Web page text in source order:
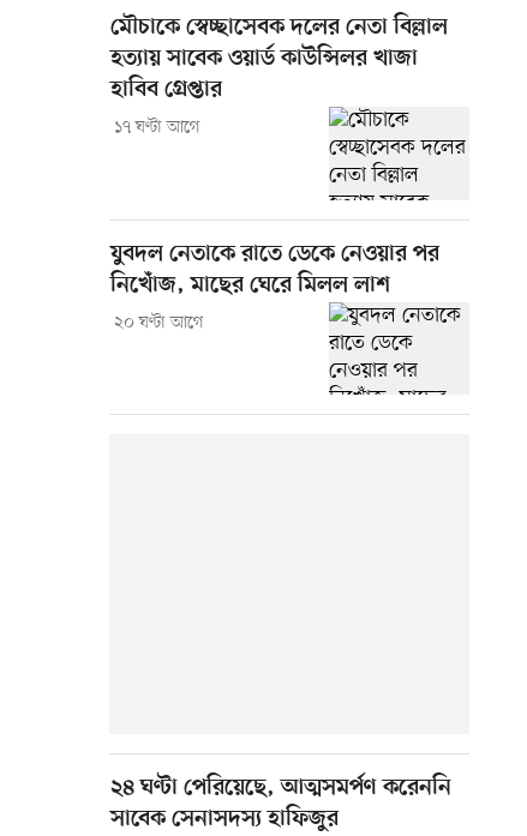
মৌচাকে স্বেচ্ছাসেবক দলের নেতা বিল্লাল
হত্যায় সাবেক ওয়ার্ড কাউন্সিলর খাজা
হাবিব গ্রেপ্তার
১৭ ঘণ্টা আগে
যুবদল নেতাকে রাতে ডেকে নেওয়ার পর
নিখোঁজ, মাছের ঘেরে মিলল লাশ
২০ ঘণ্টা আগে
২৪ ঘণ্টা পেরিয়েছে, আত্মসমর্পণ করেননি
সাবেক সেনাসদস্য হাফিজুর